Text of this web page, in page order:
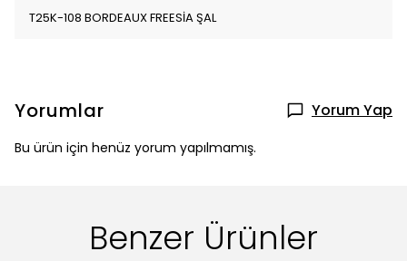
T25K-108 BORDEAUX FREESİA ŞAL
Yorumlar Yorum Yap
Bu ürün için henüz yorum yapılmamış.
Benzer Ürünler